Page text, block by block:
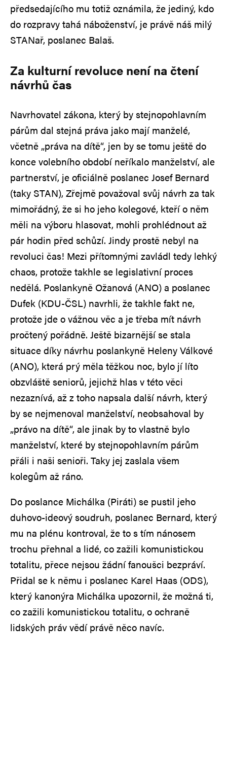
předsedajícího mu totiž oznámila, že jediný, kdo
do rozpravy tahá náboženství, je právě náš milý
STANař, poslanec Balaš.
Za kulturní revoluce není na čtení
návrhů čas
Navrhovatel zákona, který by stejnopohlavním
párům dal stejná práva jako mají manželé,
včetně „práva na dítě“, jen by se tomu ještě do
konce volebního období neříkalo manželství, ale
partnerství, je oficiálně poslanec Josef Bernard
(taky STAN), Zřejmě považoval svůj návrh za tak
mimořádný, že si ho jeho kolegové, kteří o něm
měli na výboru hlasovat, mohli prohlédnout až
pár hodin před schůzí. Jindy prostě nebyl na
revoluci čas! Mezi přítomnými zavládl tedy lehký
chaos, protože takhle se legislativní proces
nedělá. Poslankyně Ožanová (ANO) a poslanec
Dufek (KDU-ČSL) navrhli, že takhle fakt ne,
protože jde o vážnou věc a je třeba mít návrh
pročtený pořádně. Ještě bizarnější se stala
situace díky návrhu poslankyně Heleny Válkové
(ANO), která prý měla těžkou noc, bylo jí líto
obzvláště seniorů, jejichž hlas v této věci
nezaznívá, až z toho napsala další návrh, který
by se nejmenoval manželství, neobsahoval by
„právo na dítě“, ale jinak by to vlastně bylo
manželství, které by stejnopohlavním párům
přáli i naši senioři. Taky jej zaslala všem
kolegům až ráno.
Do poslance Michálka (Piráti) se pustil jeho
duhovo-ideový soudruh, poslanec Bernard, který
mu na plénu kontroval, že to s tím nánosem
trochu přehnal a lidé, co zažili komunistickou
totalitu, přece nejsou žádní fanoušci bezpráví.
Přidal se k němu i poslanec Karel Haas (ODS),
který kanonýra Michálka upozornil, že možná ti,
co zažili komunistickou totalitu, o ochraně
lidských práv vědí právě něco navíc.